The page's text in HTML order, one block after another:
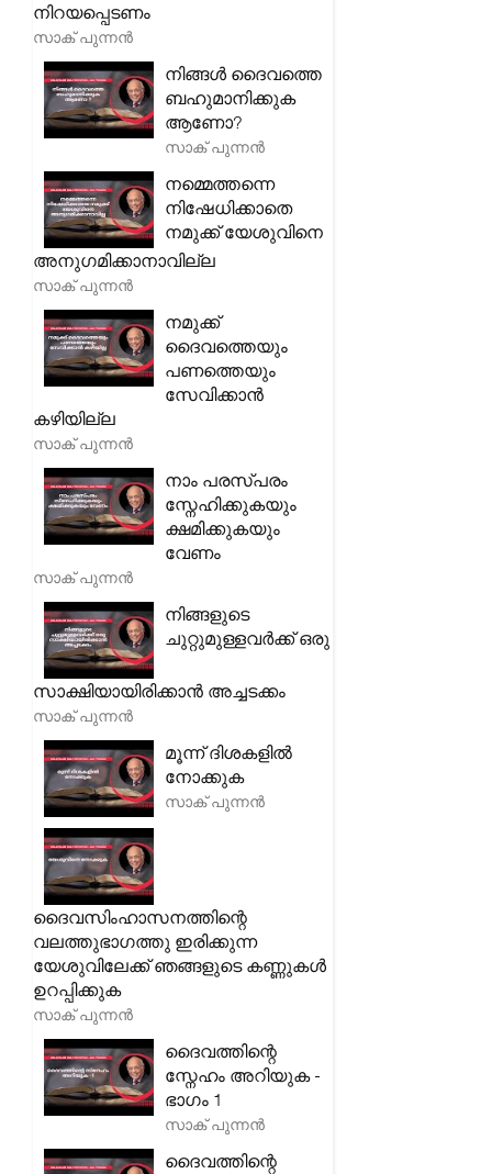
നിറയപ്പെടണം
സാക് പുന്നൻ
നിങ്ങൾ ദൈവത്തെ
ബഹുമാനിക്കുക
ആണോ?
സാക് പുന്നൻ
നമ്മെത്തന്നെ
നിഷേധിക്കാതെ
നമുക്ക് യേശുവിനെ
അനുഗമിക്കാനാവില്ല
സാക് പുന്നൻ
നമുക്ക്
ദൈവത്തെയും
പണത്തെയും
സേവിക്കാൻ
കഴിയില്ല
സാക് പുന്നൻ
നാം പരസ്പരം
സ്നേഹിക്കുകയും
ക്ഷമിക്കുകയും
വേണം
സാക് പുന്നൻ
നിങ്ങളുടെ
ചുറ്റുമുള്ളവർക്ക് ഒരു
സാക്ഷിയായിരിക്കാൻ അച്ചടക്കം
സാക് പുന്നൻ
മൂന്ന് ദിശകളിൽ
നോക്കുക
സാക് പുന്നൻ
ദൈവസിംഹാസനത്തിന്റെ
വലത്തുഭാഗത്തു ഇരിക്കുന്ന
യേശുവിലേക്ക് ഞങ്ങളുടെ കണ്ണുകൾ
ഉറപ്പിക്കുക
സാക് പുന്നൻ
ദൈവത്തിന്റെ
സ്നേഹം അറിയുക -
ഭാഗം 1
സാക് പുന്നൻ
ദൈവത്തിന്റെ